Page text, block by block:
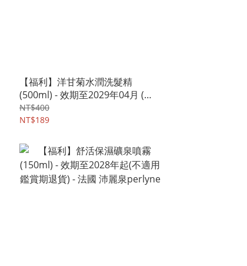
【福利】洋甘菊水潤洗髮精
(500ml) - 效期至2029年04月 (不
適用鑑賞期退換貨) - 草本莊園
KRÄUTERHOF
NT$400
NT$189